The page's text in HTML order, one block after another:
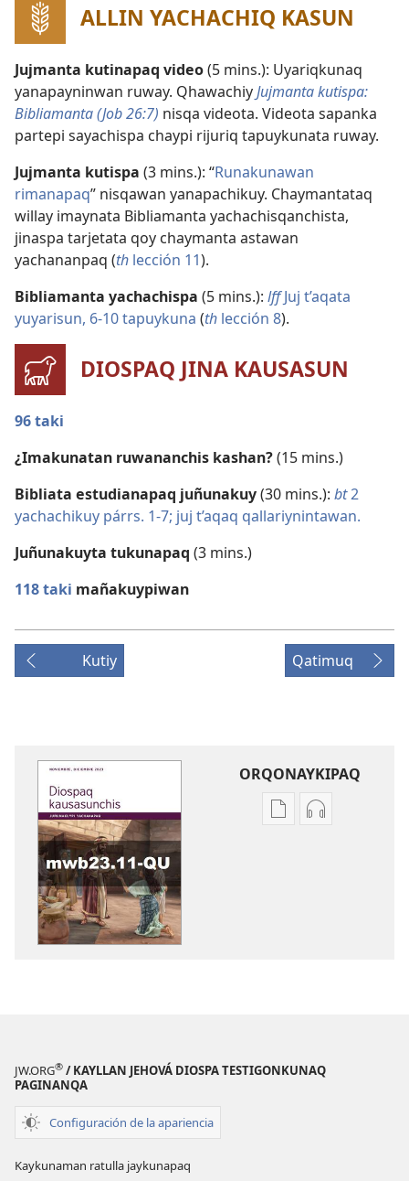
ALLIN YACHACHIQ KASUN
Jujmanta kutinapaq video(5 mins.): Uyariqkunaq
yanapayninwan ruway. QhawachiyJujmanta kutispa:
Bibliamanta (Job 26:7) nisqa videota. Videota sapanka
partepi sayachispa chaypi rijuriq tapuykunata ruway.
Jujmanta kutispa (3 mins.): “Runakunawan
rimanapaq” nisqawan yanapachikuy. Chaymantataq
willay imaynata Bibliamanta yachachisqanchista,
jinaspa tarjetata qoy chaymanta astawan
yachananpaq (th lección 11).
Bibliamanta yachachispa (5 mins.): lffJuj t’aqata
yuyarisun, 6-10 tapuykuna (th lección 8).
DIOSPAQ JINA KAUSASUN
96 taki
¿Imakunatan ruwananchis kashan?(15 mins.)
Bibliata estudianapaq juñunakuy(30 mins.): bt2
yachachikuy párrs. 1-7; juj t’aqaq qallariynintawan.
Juñunakuyta tukunapaq (3 mins.)
118 taki mañakuypiwan
Kutiy Qatimuq
ORQONAYKIPAQ
KaypiKaypin
2023
JW.ORG® / KAYLLAN JEHOVÁ DIOSPA TESTIGONKUNAQ
PAGINANQA
Configuración de la apariencia
Kaykunaman ratulla jaykunapaq